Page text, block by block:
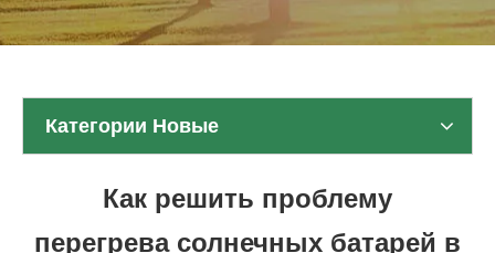
Категории Новые
Как решить проблему
перегрева солнечных батарей в